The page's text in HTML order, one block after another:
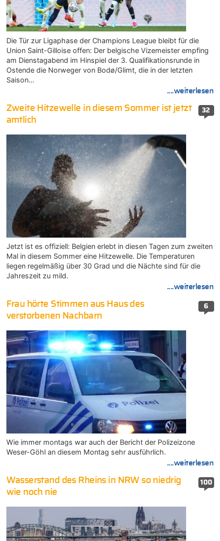
Die Tür zur Ligaphase der Champions League bleibt für die
Union Saint-Gilloise offen: Der belgische Vizemeister empfing
am Dienstagabend im Hinspiel der 3. Qualifikationsrunde in
Ostende die Norweger von Bodø/Glimt, die in der letzten
Saison…
....weiterlesen
32
Zweite Hitzewelle in diesem Sommer ist jetzt
amtlich
Jetzt ist es offiziell: Belgien erlebt in diesen Tagen zum zweiten
Mal in diesem Sommer eine Hitzewelle. Die Temperaturen
liegen regelmäßig über 30 Grad und die Nächte sind für die
Jahreszeit zu mild.
....weiterlesen
6
Frau hörte Stimmen aus Haus des
verstorbenen Nachbarn
Wie immer montags war auch der Bericht der Polizeizone
Weser-Göhl an diesem Montag sehr ausführlich.
....weiterlesen
100
Wasserstand des Rheins in NRW so niedrig
wie noch nie